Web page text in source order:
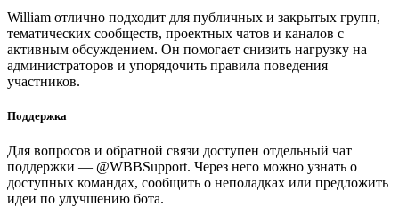
William отлично подходит для публичных и закрытых групп,
тематических сообществ, проектных чатов и каналов с
активным обсуждением. Он помогает снизить нагрузку на
администраторов и упорядочить правила поведения
участников.
Поддержка
Для вопросов и обратной связи доступен отдельный чат
поддержки — @WBBSupport. Через него можно узнать о
доступных командах, сообщить о неполадках или предложить
идеи по улучшению бота.